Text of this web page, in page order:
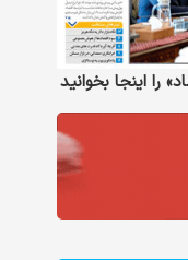
را اینجا بخوانید